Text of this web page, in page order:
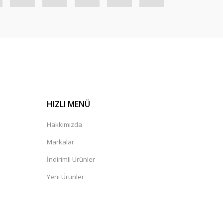
HIZLI MENÜ
Hakkımızda
Markalar
İndirimli Ürünler
Yeni Ürünler